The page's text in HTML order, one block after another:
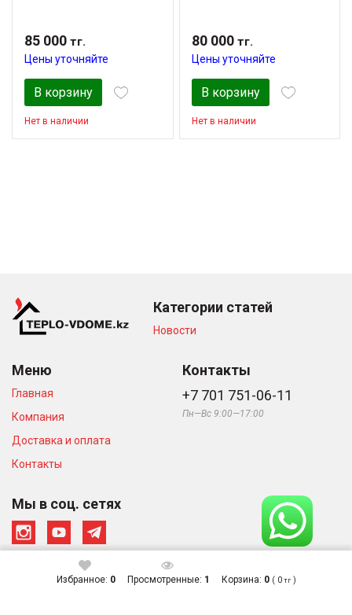
Избранное: 0 Просмотренные: 1 Корзина: 0 ( 0тг)
85 000 тг.
Цены уточняйте
В корзину
Нет в наличии
80 000тг.
Цены уточняйте
В корзину
Нет в наличии
Категории статей
Новости
Меню
Главная
Компания
Доставка и оплата
Контакты
Контакты
+7 701 751-06-11
Пн—Вс 9:00—17:00
Мы в соц. сетях